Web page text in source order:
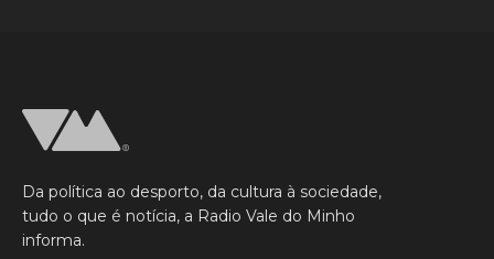
Da política ao desporto, da cultura à sociedade,
tudo o que é notícia, a Radio Vale do Minho
informa.